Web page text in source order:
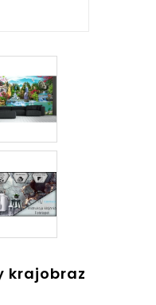
krajobraz